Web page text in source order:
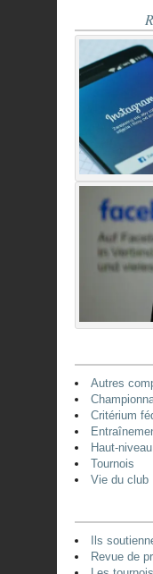
Autres
Critérium
Haut-niveau
Tournois
Vie du club
Ils
Revue de